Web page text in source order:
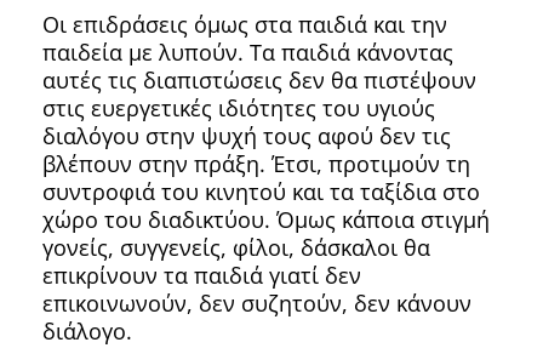
Οι επιδράσεις όμως στα παιδιά και την
παιδεία με λυπούν. Τα παιδιά κάνοντας
αυτές τις διαπιστώσεις δεν θα πιστέψουν
στις ευεργετικές ιδιότητες του υγιούς
διαλόγου στην ψυχή τους αφού δεν τις
βλέπουν στην πράξη. Έτσι, προτιμούν τη
συντροφιά του κινητού και τα ταξίδια στο
χώρο του διαδικτύου. Όμως κάποια στιγμή
γονείς, συγγενείς, φίλοι, δάσκαλοι θα
επικρίνουν τα παιδιά γιατί δεν
επικοινωνούν, δεν συζητούν, δεν κάνουν
διάλογο.